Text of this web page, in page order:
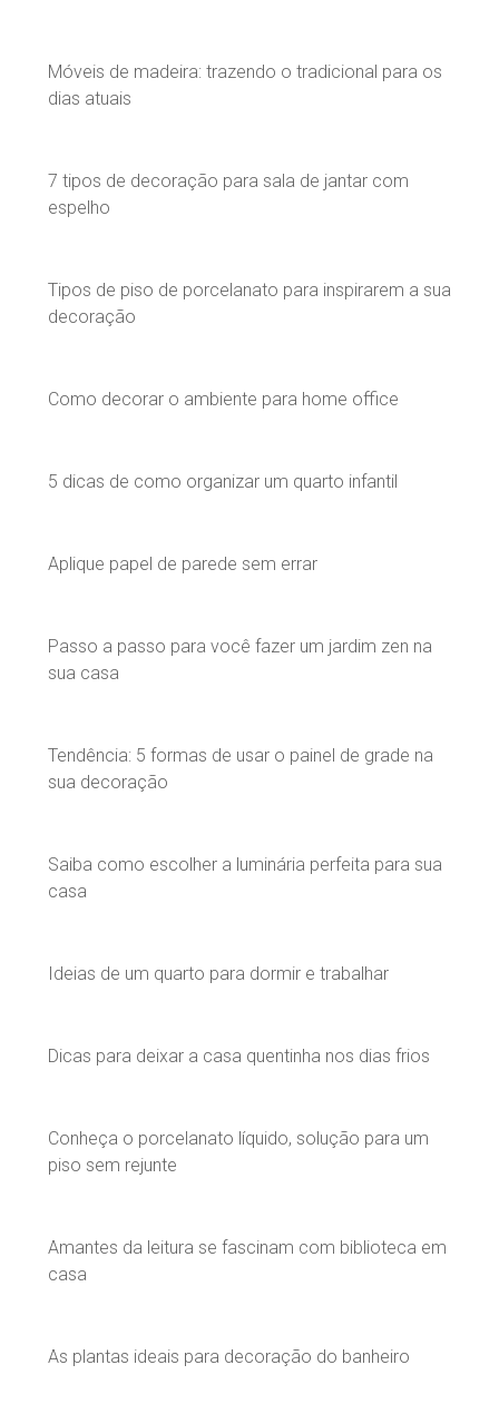
Móveis de madeira: trazendo o tradicional para os
dias atuais
7 tipos de decoração para sala de jantar com
espelho
Tipos de piso de porcelanato para inspirarem a sua
decoração
Como decorar o ambiente para home office
5 dicas de como organizar um quarto infantil
Aplique papel de parede sem errar
Passo a passo para você fazer um jardim zen na
sua casa
Tendência: 5 formas de usar o painel de grade na
sua decoração
Saiba como escolher a luminária perfeita para sua
casa
Ideias de um quarto para dormir e trabalhar
Dicas para deixar a casa quentinha nos dias frios
Conheça o porcelanato líquido, solução para um
piso sem rejunte
Amantes da leitura se fascinam com biblioteca em
casa
As plantas ideais para decoração do banheiro